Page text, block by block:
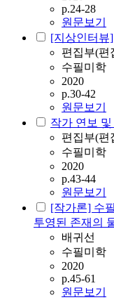
p.24-28
원문보기
[지상인터뷰
편집부(편
수필미학
2020
p.30-42
원문보기
작가 연보
편집부(편
수필미학
2020
p.43-44
원문보기
[작가론] 수
투영된 존재의
배귀선
수필미학
2020
p.45-61
원문보기